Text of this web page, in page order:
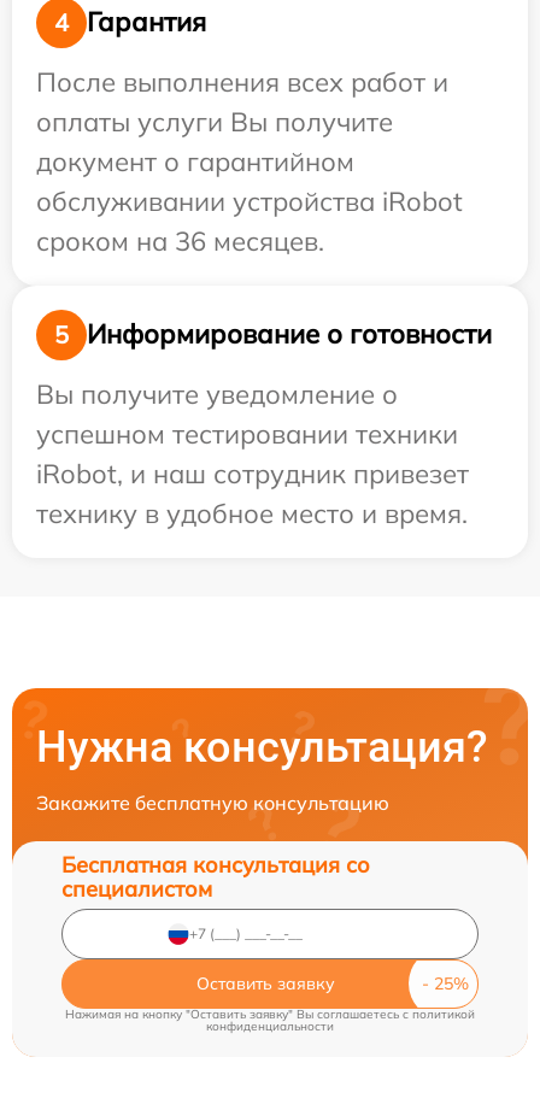
4
Гарантия
После выполнения всех работ и
оплаты услуги Вы получите
документ о гарантийном
обслуживании устройства iRobot
сроком на 36 месяцев.
5
Информирование о готовности
Вы получите уведомление о
успешном тестировании техники
iRobot, и наш сотрудник привезет
технику в удобное место и время.
Нужна консультация?
Закажите бесплатную консультацию
Бесплатная консультация со
специалистом
Оставить заявку
Нажимая на кнопку "Оставить заявку" Вы соглашаетесь cполитикой
конфиденциальности